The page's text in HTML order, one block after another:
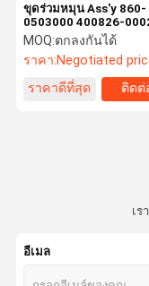
ทัวร์โรงงาน
กา
ขุดร่วมหมุน Ass'y 860-
0503000 400826-
31N6-40021 31N6-
40021D สำหรับศูนย์ร่วม
Ass'Y R210LC-7A
R300LC-7A
MOQ:ตกลงกันได้
ราคา:Negotiated
ราคาดีที่สุด
ติดต่
เร
อีเมล